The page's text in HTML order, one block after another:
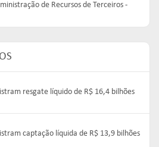
de Recursos de Terceiros -
resgate líquido de R$ 16,4 bilhões
captação líquida de R$ 13,9 bilhões